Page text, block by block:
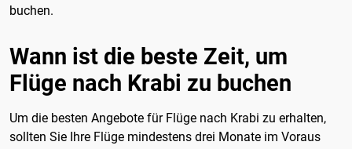
buchen.
Wann ist die beste Zeit, um
Flüge nach Krabi zu buchen
Um die besten Angebote für Flüge nach Krabi zu erhalten,
sollten Sie Ihre Flüge mindestens drei Monate im Voraus